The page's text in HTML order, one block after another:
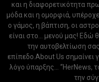
και η διαφορετικότητα
μόδα και η ομορφιά,
ο γάμος, η βάπτιση, οι
είναι στο... μενού μας! Εδώ
την αυτοβελτίωση
επίπεδο.About Us σημαίνει
λόγο ύπαρξης... “HerNews,
την